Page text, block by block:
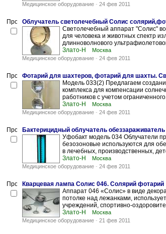
Медицинское оборудование - 24 фев 2011
Облучатель cветолечебный Солис
Светолечебный аппарат "Солис"
для человека и животных спектр
длинноволнового
Злато-Н
Москва
Медицинское оборудование - 24 фев 2011
Фотарий для шахтеров, фотарий для шахты.
Модель 033(2) Предлагаем
комплекса для компенсации
работников с учетом
Злато-Н
Москва
Медицинское оборудование - 24 фев 2011
Бактерицидный облучатель
Уфобакт модель 034 Облучатели
безозоновые используются для
в лечебных, производственных,
Злато-Н
Москва
Медицинское оборудование - 24 фев 2011
Кварцевая лампа Солис 046. Солярий фотарий
Аппарат 046 «Солис» в виде
потолке над лежанками,
учреждений, спортивно-
Злато-Н
Москва
Медицинское оборудование - 21 фев 2011